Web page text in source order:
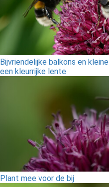
Bijvriendelijke balkons en
een kleurrijke lente
Plant mee voor de bij